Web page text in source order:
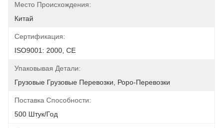
Место Происхождения:
Китай
Сертификация:
ISO9001: 2000, CE
Упаковывая Детали:
Грузовые Грузовые Перевозки, Роро-Перевозки
Поставка Способности:
500 Штук/год